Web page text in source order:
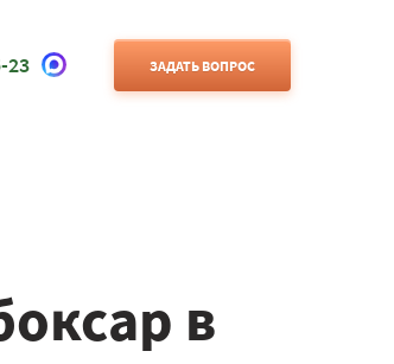
23 ЗАДАТЬ ВОПРОС
в